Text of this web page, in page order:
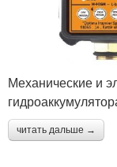
Механические и
читать дальше →